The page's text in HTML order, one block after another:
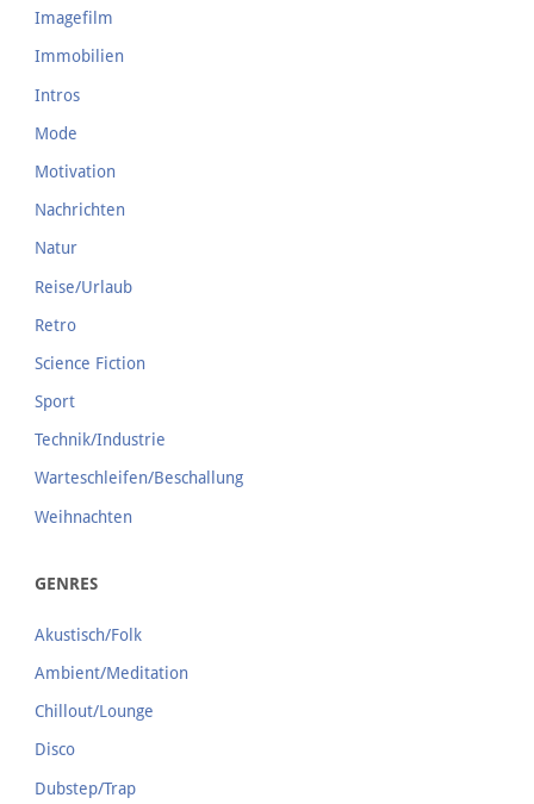
Imagefilm
Immobilien
Intros
Mode
Motivation
Nachrichten
Natur
Reise/Urlaub
Retro
Science Fiction
Sport
Technik/Industrie
Warteschleifen/Beschallung
Weihnachten
GENRES
Akustisch/Folk
Ambient/Meditation
Chillout/Lounge
Disco
Dubstep/Trap